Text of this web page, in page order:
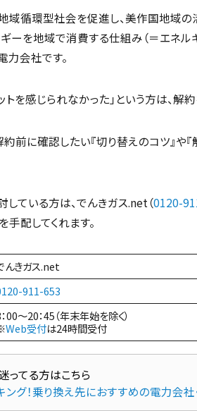
域循環型社会を促進し、美作国地域
ーを地域で消費する仕組み（＝エネル
会社です。
トを感じられなかった」という方は、解
前に確認したい『切り替えのコツ』や
ている方は、でんきガス.net（0120-
手配してくれます。
んきガス.net
911-653
00～20：45（年末年始を除く）
Web受付は24時間受付
グ！乗り換え先におすすめの電力会社